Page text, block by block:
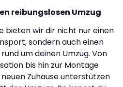
reibungslosen Umzug
bieten wir dir nicht nur einen
sondern auch einen
um deinen Umzug. Von
bis hin zur Montage
Zuhause unterstützen